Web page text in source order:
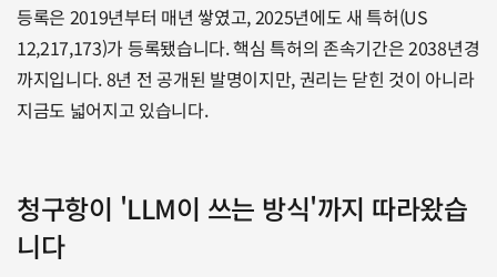
등록은 2019년부터 매년 쌓였고, 2025년에도 새 특허(US
12,217,173)가 등록됐습니다. 핵심 특허의 존속기간은 2038년경
까지입니다. 8년 전 공개된 발명이지만, 권리는 닫힌 것이 아니라
지금도 넓어지고 있습니다.
청구항이 'LLM이 쓰는 방식'까지 따라왔습
니다